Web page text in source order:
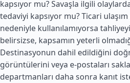
kapsıyor mu? Savaşla ilgili
tedaviyi kapsıyor mu? Ticari
nedeniyle kullanılamıyorsa
belirsizse, kapsamın yeterli
Destinasyonun dahil edildiğini
görüntülerini veya e-postaları
departmanları daha sonra kanıt